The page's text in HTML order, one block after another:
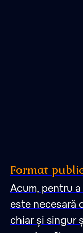
Format
Acum, pentru
este necesară
chiar și singur